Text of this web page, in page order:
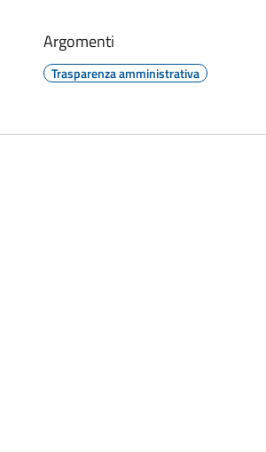
Argomenti
Trasparenza amministrativa